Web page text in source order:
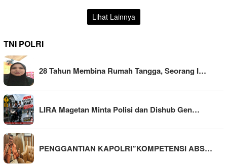
Lihat Lainnya
TNI POLRI
28 Tahun Membina Rumah Tangga, Seorang I…
LIRA Magetan Minta Polisi dan Dishub Gen…
PENGGANTIAN KAPOLRI”KOMPETENSI ABS…